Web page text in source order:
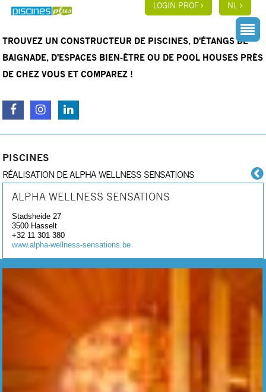
LOGIN PROF NL
TROUVEZ UN CONSTRUCTEUR DE PISCINES, D'ÉTANGS DE
BAIGNADE, D'ESPACES BIEN-ÊTRE OU DE POOL HOUSES PRÈS
DE CHEZ VOUS ET COMPAREZ !
PISCINES
RÉALISATION DE ALPHA WELLNESS SENSATIONS
ALPHA WELLNESS SENSATIONS
Stadsheide 27
3500 Hasselt
+32 11 301 380
www.alpha-wellness-sensations.be